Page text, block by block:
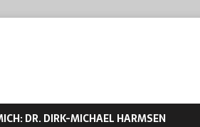
DR. DIRK-MICHAEL HARMSEN